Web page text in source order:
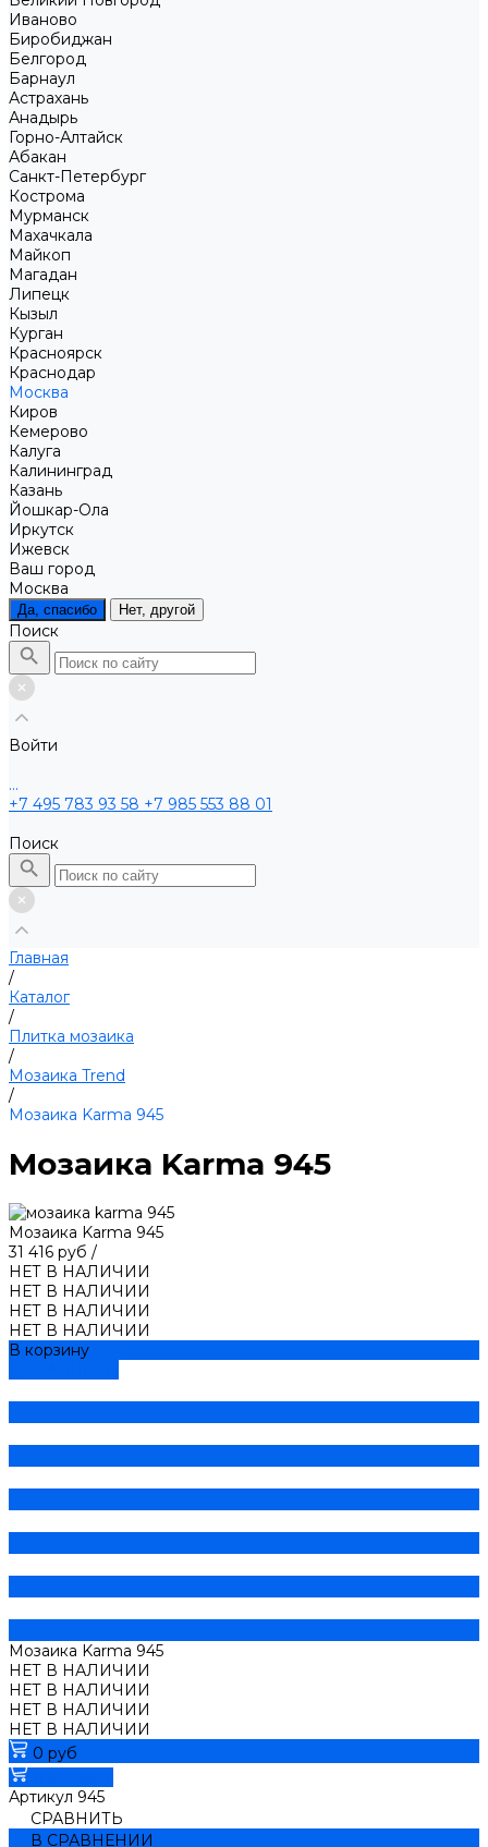
Иваново
Биробиджан
Белгород
Барнаул
Астрахань
Анадырь
Горно-Алтайск
Абакан
Санкт-Петербург
Кострома
Мурманск
Махачкала
Майкоп
Магадан
Липецк
Кызыл
Курган
Красноярск
Краснодар
Москва
Киров
Кемерово
Калуга
Калининград
Казань
Йошкар-Ола
Иркутск
Ижевск
Ваш город
Москва
Да, спасибо Нет, другой
Поиск
Войти
...
+7 495 783 93 58 +7 985 553 88 01
Поиск
Главная
/
Каталог
/
Плитка мозаика
/
Мозаика Trend
/
Мозаика Karma 945
Мозаика Karma 945
Мозаика Karma 945
31 416 руб /
НЕТ В НАЛИЧИИ
НЕТ В НАЛИЧИИ
НЕТ В НАЛИЧИИ
НЕТ В НАЛИЧИИ
В корзину
Мозаика Karma 945
НЕТ В НАЛИЧИИ
НЕТ В НАЛИЧИИ
НЕТ В НАЛИЧИИ
НЕТ В НАЛИЧИИ
0 руб
Артикул 945
СРАВНИТЬ
В СРАВНЕНИИ